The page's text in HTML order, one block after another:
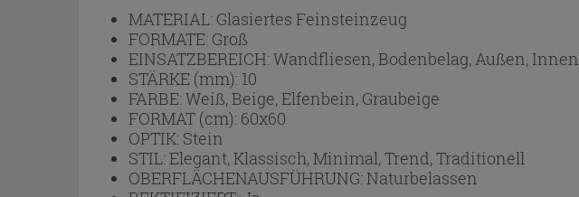
MATERIAL: Glasiertes Feinsteinzeug
FORMATE: Groß
EINSATZBEREICH:Wandfliesen, Bodenbelag, Außen, Innen
STÄRKE (mm): 10
FARBE:Weiß, Beige, Elfenbein, Graubeige
FORMAT (cm): 60x60
OPTIK: Stein
STIL:Elegant, Klassisch, Minimal, Trend, Traditionell
OBERFLÄCHENAUSFÜHRUNG:Naturbelassen